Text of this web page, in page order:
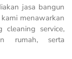
jasa bangun
menawarkan
service,
rumah, serta